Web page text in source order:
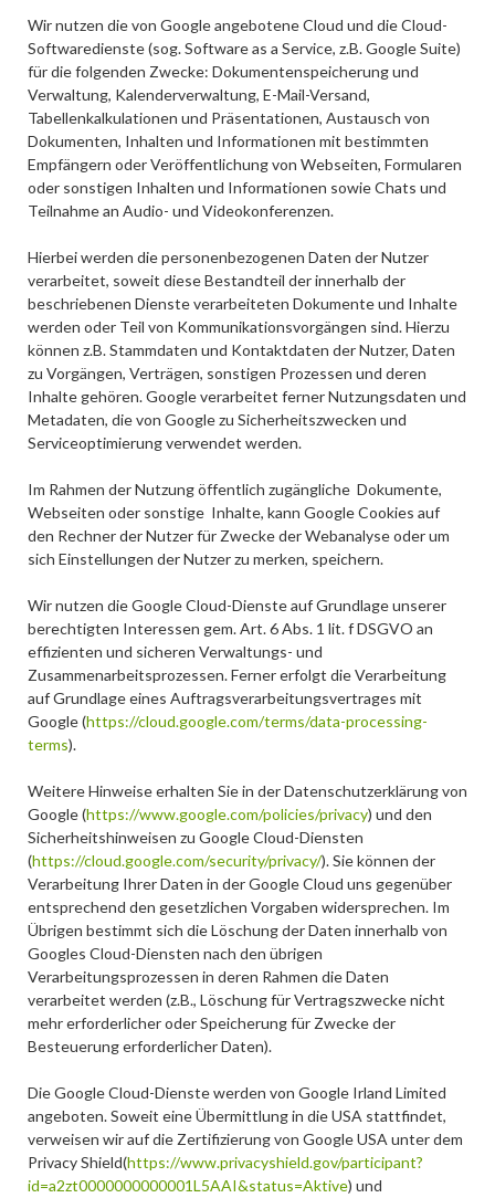
Wir nutzen die von Google angebotene Cloud und die Cloud-
Softwaredienste (sog. Software as a Service, z.B. Google Suite)
für die folgenden Zwecke: Dokumentenspeicherung und
Verwaltung, Kalenderverwaltung, E-Mail-Versand,
Tabellenkalkulationen und Präsentationen, Austausch von
Dokumenten, Inhalten und Informationen mit bestimmten
Empfängern oder Veröffentlichung von Webseiten, Formularen
oder sonstigen Inhalten und Informationen sowie Chats und
Teilnahme an Audio- und Videokonferenzen.
Hierbei werden die personenbezogenen Daten der Nutzer
verarbeitet, soweit diese Bestandteil der innerhalb der
beschriebenen Dienste verarbeiteten Dokumente und Inhalte
werden oder Teil von Kommunikationsvorgängen sind. Hierzu
können z.B. Stammdaten und Kontaktdaten der Nutzer, Daten
zu Vorgängen, Verträgen, sonstigen Prozessen und deren
Inhalte gehören. Google verarbeitet ferner Nutzungsdaten und
Metadaten, die von Google zu Sicherheitszwecken und
Serviceoptimierung verwendet werden.
Im Rahmen der Nutzung öffentlich zugängliche Dokumente,
Webseiten oder sonstige Inhalte, kann Google Cookies auf
den Rechner der Nutzer für Zwecke der Webanalyse oder um
sich Einstellungen der Nutzer zu merken, speichern.
Wir nutzen die Google Cloud-Dienste auf Grundlage unserer
berechtigten Interessen gem. Art. 6 Abs. 1 lit. f DSGVO an
effizienten und sicheren Verwaltungs- und
Zusammenarbeitsprozessen. Ferner erfolgt die Verarbeitung
auf Grundlage eines Auftragsverarbeitungsvertrages mit
Google (https://cloud.google.com/terms/data-processing-
terms).
Weitere Hinweise erhalten Sie in der Datenschutzerklärung von
Google (https://www.google.com/policies/privacy) und den
Sicherheitshinweisen zu Google Cloud-Diensten
(https://cloud.google.com/security/privacy/). Sie können der
Verarbeitung Ihrer Daten in der Google Cloud uns gegenüber
entsprechend den gesetzlichen Vorgaben widersprechen. Im
Übrigen bestimmt sich die Löschung der Daten innerhalb von
Googles Cloud-Diensten nach den übrigen
Verarbeitungsprozessen in deren Rahmen die Daten
verarbeitet werden (z.B., Löschung für Vertragszwecke nicht
mehr erforderlicher oder Speicherung für Zwecke der
Besteuerung erforderlicher Daten).
Die Google Cloud-Dienste werden von Google Irland Limited
angeboten. Soweit eine Übermittlung in die USA stattfindet,
verweisen wir auf die Zertifizierung von Google USA unter dem
Privacy Shield(https://www.privacyshield.gov/participant?
id=a2zt0000000000001L5AAI&status=Aktive) und